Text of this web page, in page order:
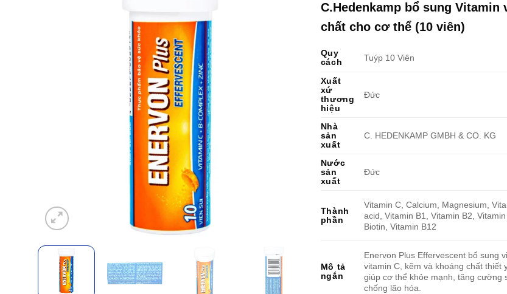
C.Hedenkamp bổ sung Vitamin
chất cho cơ thể (10 viên)
Quy
cách
Tuýp 10 Viên
Xuất
xứ
thương
hiệu
Đức
Nhà
sản
xuất
C. HEDENKAMP GMBH & CO. KG
Nước
sản
xuất
Đức
Thành
phần
Vitamin C, Calcium, Magnesium,
acid, Vitamin B1, Vitamin B2, Vitamin
Biotin, Vitamin B12
Mô tả
ngắn
Enervon Plus Effervescent bổ sung
vitamin C, kẽm và khoáng chất thiết
giúp cơ thể khỏe mạnh, tăng cường
chống lão hóa.